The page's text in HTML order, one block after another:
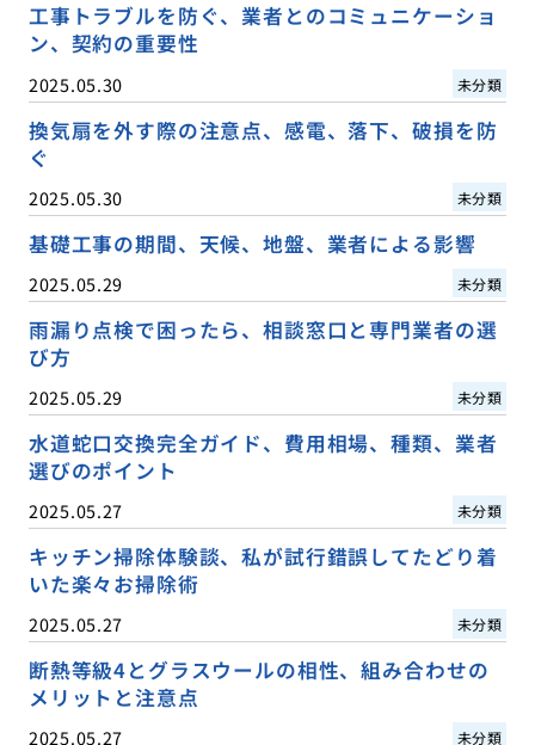
工事トラブルを防ぐ、業者とのコミュニケーショ
ン、契約の重要性
2025.05.30 未分類
換気扇を外す際の注意点、感電、落下、破損を防
ぐ
2025.05.30 未分類
基礎工事の期間、天候、地盤、業者による影響
2025.05.29 未分類
雨漏り点検で困ったら、相談窓口と専門業者の選
び方
2025.05.29 未分類
水道蛇口交換完全ガイド、費用相場、種類、業者
選びのポイント
2025.05.27 未分類
キッチン掃除体験談、私が試行錯誤してたどり着
いた楽々お掃除術
2025.05.27 未分類
断熱等級4とグラスウールの相性、組み合わせの
メリットと注意点
2025.05.27 未分類